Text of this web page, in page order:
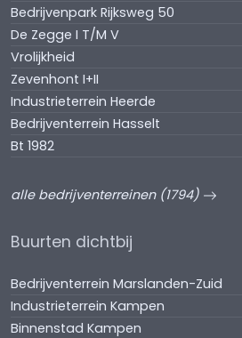
Bedrijvenpark Rijksweg 50
De Zegge I T/M V
Vrolijkheid
Zevenhont I+II
Industrieterrein Heerde
Bedrijventerrein Hasselt
Bt 1982
alle bedrijventerreinen (1794)
Buurten dichtbij
Bedrijventerrein Marslanden-Zuid
Industrieterrein Kampen
Binnenstad Kampen